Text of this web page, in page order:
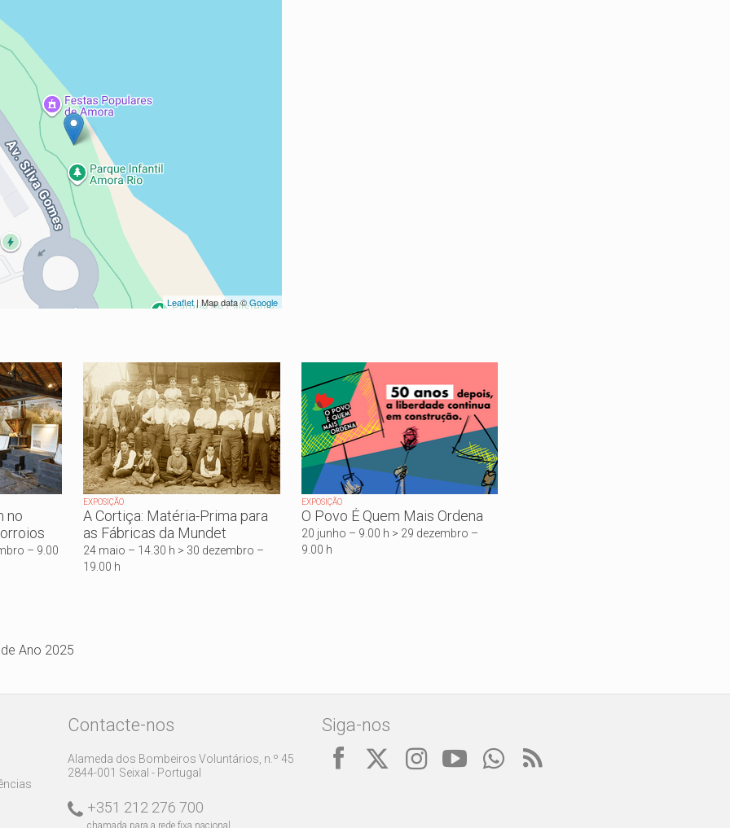
Leaflet| Map data ©Google
no
– 9.00
EXPOSIÇÃO
A Cortiça: Matéria-Prima para
as Fábricas da Mundet
24 maio – 14.30 h > 30 dezembro –
19.00 h
EXPOSIÇÃO
O Povo É Quem Mais Ordena
20 junho – 9.00 h > 29 dezembro –
9.00 h
Ano 2025
Contacte-nos
Alameda dos Bombeiros Voluntários, n.º 45
2844-001 Seixal - Portugal
+351 212 276 700
chamada para a rede fixa nacional
Siga-nos